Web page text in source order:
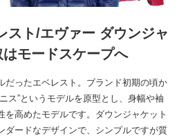
スト/エヴァー ダウンジャ
モードスケープへ
だったエベレスト。ブランド初期の頃か
ス”というモデルを原型とし、身幅や袖
を高めたモデルです。ダウンジャケット
ダードなデザインで、シンプルですが質